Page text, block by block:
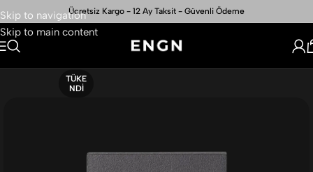
Skip to navigation
Skip to main content
Ücretsiz Kargo - 12 Ay Taksit - Güvenli Ödeme
TÜKE
NDI